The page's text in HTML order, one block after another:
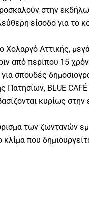
στην
είσοδο για το
Αττικής,
από περίπου 15
σπουδές
BLUE CAFÉ
κυρίως
των ζωντανών
που